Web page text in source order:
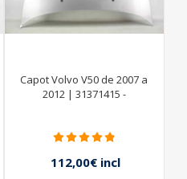
Capot Volvo V50 de 2007 a
2012 | 31371415 -
112,00€ incl